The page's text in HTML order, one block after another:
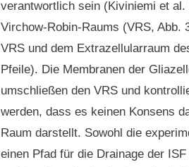
verantwortlich sein (Kiviniemi et
Virchow-Robin-Raums (VRS, Abb.
VRS und dem Extrazellularraum
Pfeile). Die Membranen der
umschließen den VRS und
werden, dass es keinen Konsens
Raum darstellt. Sowohl die
einen Pfad für die Drainage der